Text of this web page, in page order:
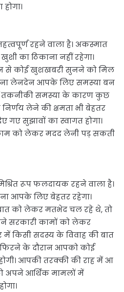
रहने वाला है। अकस्मात
का ठिकाना नहीं रहेगा।
से कोई खुशखबरी सुनने को मिल
लेनदेन आपके लिए समस्या बन
तकनीकी समस्या के कारण कुछ
लेने की क्षमता भी बेहतर
गए सुझावों का स्वागत होगा।
को लेकर मदद लेनी पड़ सकती
रूप फलदायक रहने वाला है।
आपके लिए बेहतर रहेगा।
को लेकर मतभेद चल रहे थे, तो
सरकारी कामों को लेकर
में किसी सदस्य के विवाह की बात
के दौरान आपको कोई
होगी। आपकी तरक्की की राह में आ
अपने आर्थिक मामलों में